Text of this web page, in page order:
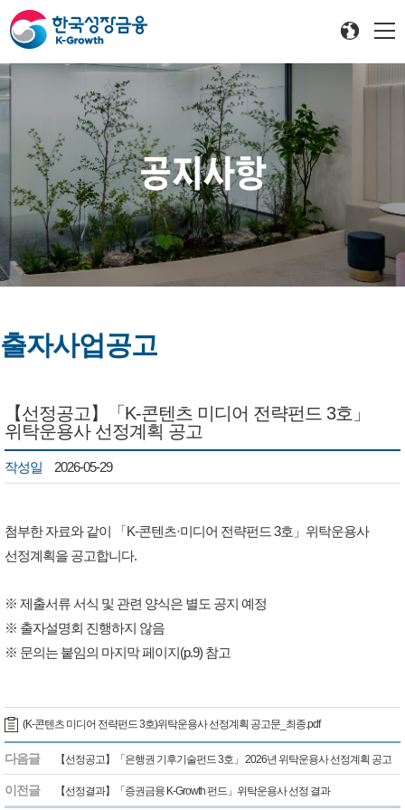
공지사항
출자사업공고
【선정공고】「K-콘텐츠 미디어 전략펀드 3호」
위탁운용사 선정계획 공고
작성일 2026-05-29
첨부한 자료와 같이 「K-콘텐츠·미디어 전략펀드 3호」위탁운용사
선정계획을 공고합니다.
※ 제출서류 서식 및 관련 양식은 별도 공지 예정
※ 출자설명회 진행하지 않음
※ 문의는 붙임의 마지막 페이지(p.9) 참고
(K-콘텐츠 미디어 전략펀드 3호)위탁운용사 선정계획 공고문_최종.pdf
다음글 【선정공고】「은행권 기후기술펀드 3호」 2026년 위탁운용사 선정계획 공고
이전글 【선정결과】「증권금융 K-Growth 펀드」위탁운용사 선정 결과